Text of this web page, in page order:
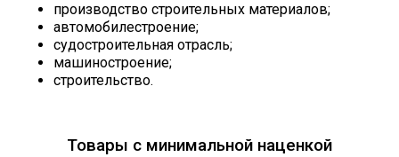
производство строительных материалов;
автомобилестроение;
судостроительная отрасль;
машиностроение;
строительство.
Товары с минимальной наценкой